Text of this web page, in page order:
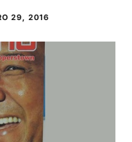
29, 2016